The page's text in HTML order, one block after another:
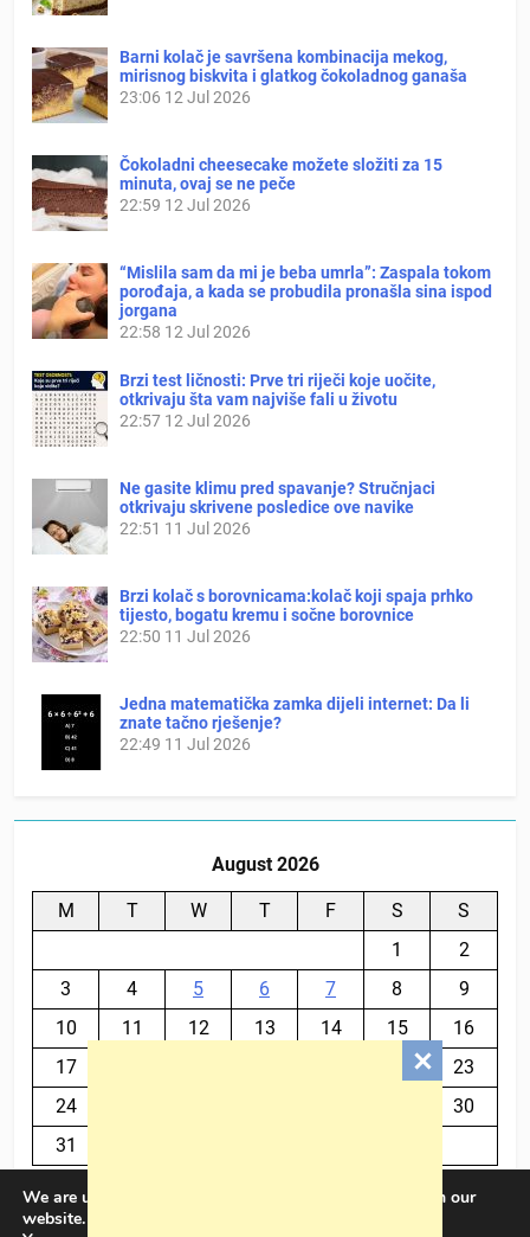
Barni kolač je savršena kombinacija mekog,
mirisnog biskvita i glatkog čokoladnog ganaša
23:06 12 Jul 2026
Čokoladni cheesecake možete složiti za 15
minuta, ovaj se ne peče
22:59 12 Jul 2026
“Mislila sam da mi je beba umrla”: Zaspala tokom
porođaja, a kada se probudila pronašla sina ispod
jorgana
22:58 12 Jul 2026
Brzi test ličnosti: Prve tri riječi koje uočite,
otkrivaju šta vam najviše fali u životu
22:57 12 Jul 2026
Ne gasite klimu pred spavanje? Stručnjaci
otkrivaju skrivene posledice ove navike
22:51 11 Jul 2026
Brzi kolač s borovnicama:kolač koji spaja prhko
tijesto, bogatu kremu i sočne borovnice
22:50 11 Jul 2026
Jedna matematička zamka dijeli internet: Da li
znate tačno rješenje?
22:49 11 Jul 2026
August 2026
M T W T F S
S
1
2
3
4 5 6 7 8
9
10
11 12 13 14 15
16
17
23
24
30
31
We are using cookies to give you the best experience on our
website.